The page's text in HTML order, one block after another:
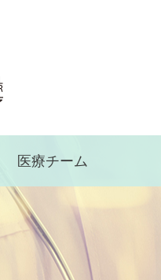
医療チーム